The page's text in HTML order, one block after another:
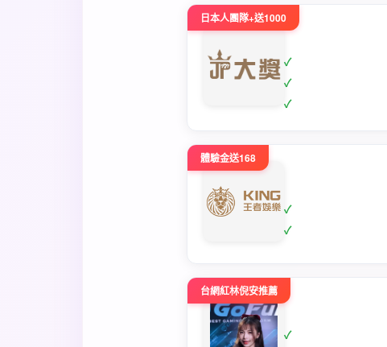
日本人團隊+送1000
體驗金送168
台網紅林倪安推薦